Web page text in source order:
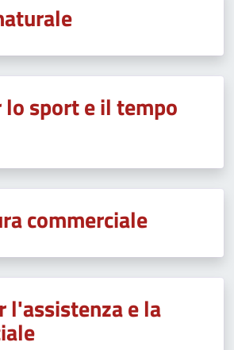
lo sport e il tempo
commerciale
l'assistenza e la